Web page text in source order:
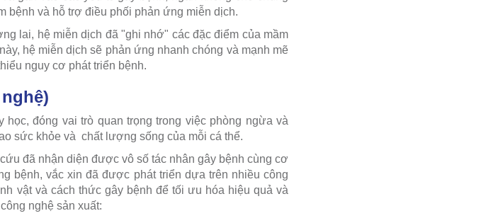
bệnh và hỗ trợ điều phối phản ứng miễn dịch.
lai, hệ miễn dịch đã "ghi nhớ" các đặc điểm của mầm
hệ miễn dịch sẽ phản ứng nhanh chóng và mạnh mẽ
nguy cơ phát triển bệnh.
đóng vai trò quan trọng trong việc phòng ngừa và
sức khỏe và chất lượng sống của mỗi cá thể.
đã nhận diện được vô số tác nhân gây bệnh cùng cơ
bệnh, vắc xin đã được phát triển dựa trên nhiều công
vật và cách thức gây bệnh để tối ưu hóa hiệu quả và
nghệ sản xuất: